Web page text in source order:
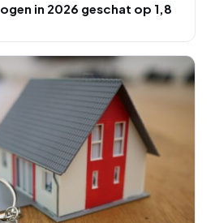
in 2026 geschat op 1,8